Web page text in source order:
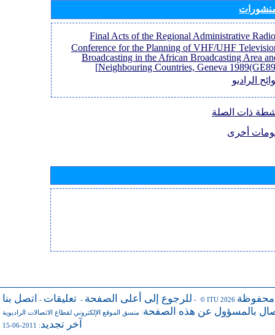
[Final Acts of the Regional Administrative Radio
Conference for the Planning of VHF/UHF
Broadcasting in the African Broadcasting Area
Neighbouring Countries, Geneva
الراديو
ذات الصلة
أخرى
للرجوع إلى أعلى الصفحة - تعليقات - اتصل بنا - © ITU 2026 محفوظة
بالمسؤول عن هذه الصفحة: منسق الموقع الإلكتروني لقطاع الاتصالات الراديوية
آخر تجديد: 2011-06-15